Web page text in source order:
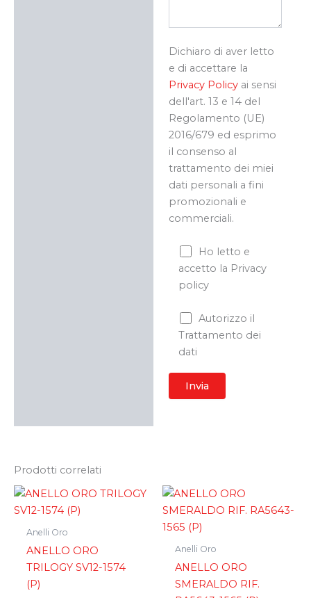
Dichiaro di aver letto
e di accettare la
Privacy Policyai sensi
dell'art. 13 e 14 del
Regolamento (UE)
2016/679 ed esprimo
il consenso al
trattamento dei miei
dati personali a fini
promozionali e
commerciali.
Ho letto e
accetto la Privacy
policy
Autorizzo il
Trattamento dei
dati
Prodotti correlati
Anelli Oro
ANELLO ORO
TRILOGY SV12-1574
(P)
Anelli Oro
ANELLO ORO
SMERALDO RIF.